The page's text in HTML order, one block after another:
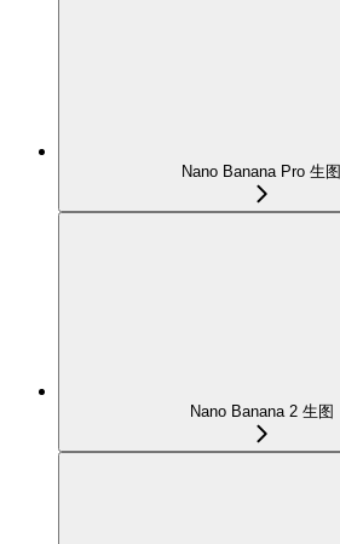
Nano Banana Pro 生图
Nano Banana 2 生图